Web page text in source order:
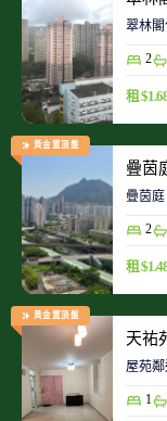
翠林
2
租
黃金置頂盤
疊茵
疊茵
2
租
黃金置頂盤
天祐
屋苑
1